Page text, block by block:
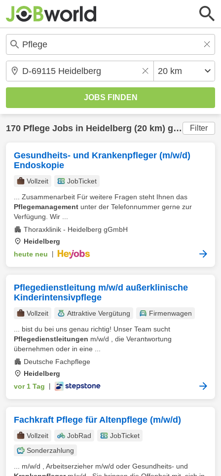
170 Pflege Jobs in Heidelberg (20 km) gefunden Filter
Gesundheits- und Krankenpfleger (m/w/d)
Endoskopie
Vollzeit
JobTicket
... Zusammenarbeit Für weitere Fragen steht Ihnen das
Pflegemanagement unter der Telefonnummer gerne zur
Verfügung. Wir ...
Thoraxklinik - Heidelberg gGmbH
Heidelberg
heute neu
Pflegedienstleitung m/w/d außerklinische
Kinderintensivpflege
Vollzeit Attraktive Vergütung
Firmenwagen
... bist du bei uns genau richtig! Unser Team sucht
Pflegedienstleitungen m/w/d , die Verantwortung
übernehmen oder in eine ...
Deutsche Fachpflege
Heidelberg
vor 1 Tag
Fachkraft Pflege für Altenpflege (m/w/d)
Vollzeit JobRad
JobTicket
Sonderzahlung
... m/w/d , Arbeitserzieher m/w/d oder Gesundheits- und